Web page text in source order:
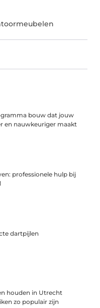
bouw dat jouw
en nauwkeuriger maakt
professionele hulp bij
dartpijlen
houden in Utrecht
zo populair zijn